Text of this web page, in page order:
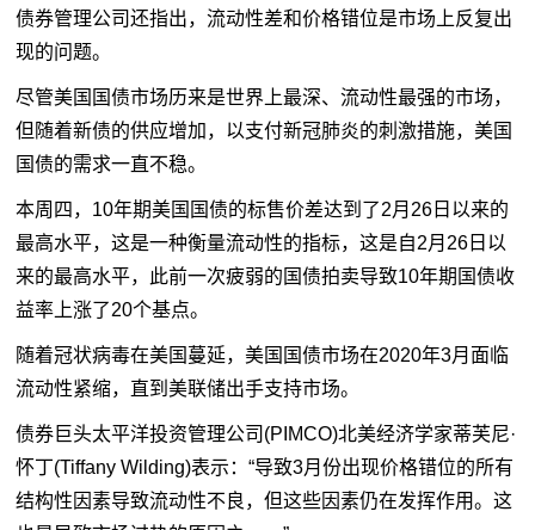
债券管理公司还指出，流动性差和价格错位是市场上反复出
现的问题。
尽管美国国债市场历来是世界上最深、流动性最强的市场，
但随着新债的供应增加，以支付新冠肺炎的刺激措施，美国
国债的需求一直不稳。
本周四，10年期美国国债的标售价差达到了2月26日以来的
最高水平，这是一种衡量流动性的指标，这是自2月26日以
来的最高水平，此前一次疲弱的国债拍卖导致10年期国债收
益率上涨了20个基点。
随着冠状病毒在美国蔓延，美国国债市场在2020年3月面临
流动性紧缩，直到美联储出手支持市场。
债券巨头太平洋投资管理公司(PIMCO)北美经济学家蒂芙尼·
怀丁(Tiffany Wilding)表示：“导致3月份出现价格错位的所有
结构性因素导致流动性不良，但这些因素仍在发挥作用。这